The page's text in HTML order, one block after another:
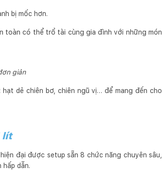
bị mốc hơn.
toàn có thể trổ tài cùng gia đình với những món
giản
dẻ chiên bơ, chiên ngũ vị… để mang đến cho
lít
đại được setup sẵn 8 chức năng chuyên sâu,
dẫn.